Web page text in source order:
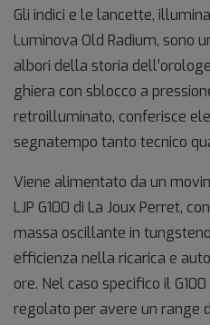
Gli indici e le lancette,
Luminova Old Radium, sono
albori della storia
ghiera con sblocco a
retroilluminato, conferisce
segnatempo tanto tecnico
Viene alimentato da un
LJP G100 di La Joux Perret,
massa oscillante in
efficienza nella ricarica e
ore. Nel caso specifico il
regolato per avere un range